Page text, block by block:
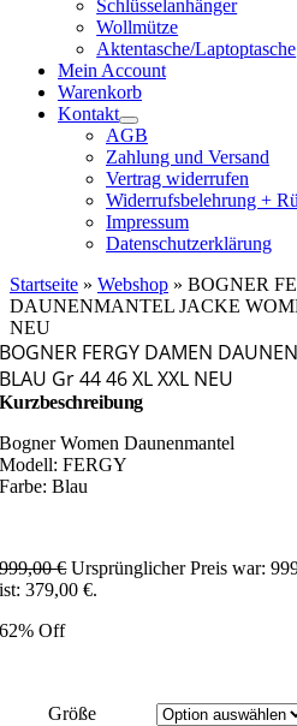
Schlüsselanhänger
Wollmütze
Aktentasche/Laptoptasche
Mein Account
Warenkorb
Kontakt
AGB
Zahlung und Versand
Vertrag widerrufen
Widerrufsbelehrung +
Impressum
Datenschutzerklärung
Startseite » Webshop » BOGNER
DAUNENMANTEL JACKE
NEU
BOGNER FERGY DAMEN
BLAU Gr 44 46 XL XXL NEU
Kurzbeschreibung
Bogner Women Daunenmantel
Modell: FERGY
Farbe: Blau
999,00€ Ursprünglicher Preis war:
ist: 379,00 €.
62% Off
Größe